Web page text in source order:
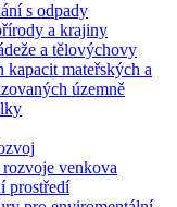
s odpady
a krajiny
a tělovýchovy
mateřských a
územně
venkova
prostředí